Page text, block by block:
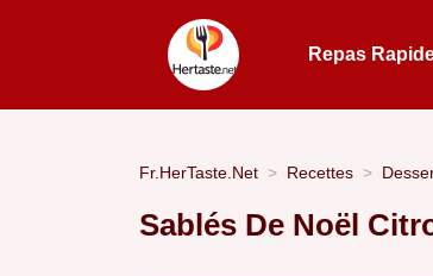
Repas
Fr.HerTaste.Net Recettes
Sablés De Noël